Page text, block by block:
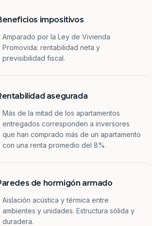
impositivos
Amparado por la Ley de Vivienda
Promovida: rentabilidad neta y
previsibilidad fiscal.
asegurada
Más de la mitad de los apartamentos
entregados corresponden a inversores
que han comprado más de un apartamento
con una renta promedio del 8%.
de hormigón armado
Aislación acústica y térmica entre
ambientes y unidades. Estructura sólida y
duradera.